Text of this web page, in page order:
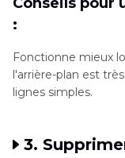
:
Fonctionne mieux
l'arrière-plan est
lignes simples.
3.